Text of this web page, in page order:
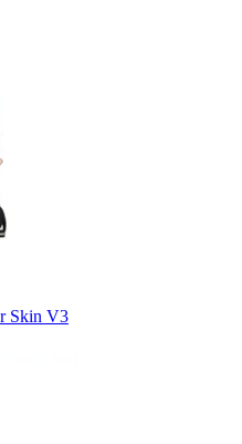
Skin V3